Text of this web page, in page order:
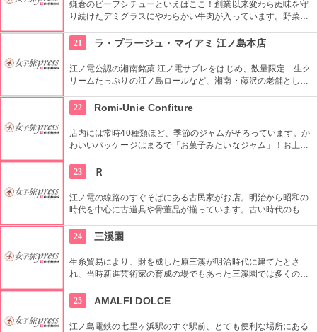
鎌倉のビーフシチューといえばここ！創業以来変わらぬ味を守
り続けたデミグラスにやわらかい牛肉が入っています。野菜も
にも指定されている古民家の店舗にも一見の価値あり！
21 ラ・プラージュ・マイアミ 江ノ島本店
江ノ電公認の湘南銘菓 江ノ電サブレをはじめ、数量限定 生ク
リームたっぷりの江ノ島ロールなど、湘南・藤沢の老舗として
22
Romi-Unie Confiture
店内には常時40種類ほど、季節のジャムがそろっています。か
わいいパッケージはまるで「お菓子みたいなジャム」！お土産
グルト、クッキーに華をそえるジャムたちです。
23 Ｒ
江ノ電の線路のすぐそばにある古民家がお店。明治から昭和の
時代を中心に古道具や骨董品が揃っています。古い時代のもの
棚、机、椅子など、なかには古いものとは思えない逸品もあり
ます。
24 三溪園
生糸貿易により、財を成した原三溪が明治時代に建てたとさ
れ、当時新進芸術家の育成の場でもあった三溪園では多くの作
化財や、四季折々の花があふれていて、散策にぴったりです。
25 AMALFI DOLCE
江ノ島電鉄の七里ヶ浜駅のすぐ駅前、とても便利な場所にある